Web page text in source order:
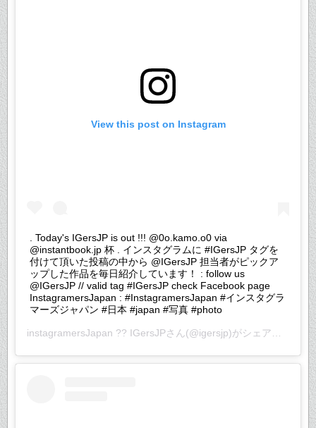
View this post on Instagram
. Today's IGersJP is out !!! @0o.kamo.o0 via
@instantbook.jp 杯 . インスタグラムに #IGersJP タグを
付けて頂いた投稿の中から @IGersJP 担当者がピックア
ップした作品を毎日紹介しています！ : follow us
@IGersJP // valid tag #IGersJP check Facebook page
InstagramersJapan : #InstagramersJapan #インスタグラ
マーズジャパン #日本 #japan #写真 #photo
instagramersJapan ?? IGersJPさん(@igersjp)がシェアした投稿 –